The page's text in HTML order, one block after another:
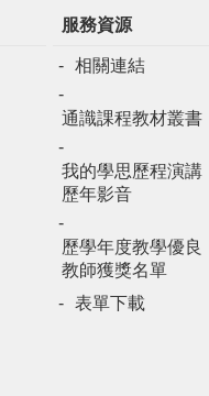
服務資源
相關連結
通識課程教材叢書
我的學思歷程演講
歷年影音
歷學年度教學優良
教師獲獎名單
表單下載